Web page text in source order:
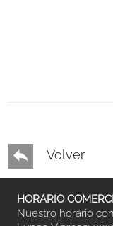
Volver
HORARIO
Nuestro horario